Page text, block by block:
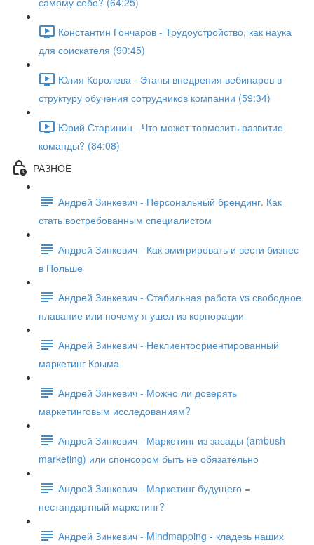
Константин Гончаров - Трудоустройство, как наука
для соискателя (90:45)
Юлия Королева - Этапы внедрения вебинаров в
структуру обучения сотрудников компании (59:34)
Юрий Старинин - Что может тормозить развитие
команды? (84:08)
РАЗНОЕ
Андрей Зинкевич - Персональный брендинг. Как
стать востребованным специалистом
Андрей Зинкевич - Как эмигрировать и вести бизнес
в Польше
Андрей Зинкевич - Стабильная работа vs свободное
плавание или почему я ушел из корпорации
Андрей Зинкевич - Неклиентоориентированный
маркетинг Крыма
Андрей Зинкевич - Можно ли доверять
маркетинговым исследованиям?
Андрей Зинкевич - Маркетинг из засады (ambush
marketing) или спонсором быть не обязательно
Андрей Зинкевич - Маркетинг будущего =
нестандартный маркетинг?
Андрей Зинкевич - Mindmapping - кладезь наших